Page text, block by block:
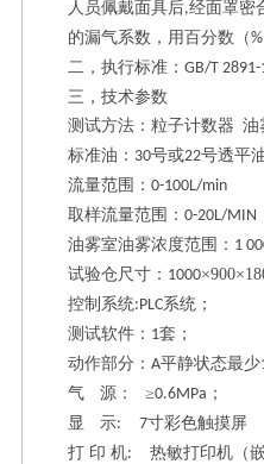
人员佩戴面具后,经面罩密
的漏气系数，用百分数（%
二，执行标准： GB/T
三，技术参数
测试方法：粒子计数器 油
标准油： 30号或22号透平
流量范围： 0-100L/min
取样流量范围： 0-20L/MIN
油雾室油雾浓度范围： 1
试验仓尺寸： 1000
控制系统:PLC系统；
测试软件： 1套 ；
动作部分： A平静状态最少
气
源： ≥0.6MPa ；
显
示: 7寸彩色触摸屏
打 印 机: 热敏打印机（